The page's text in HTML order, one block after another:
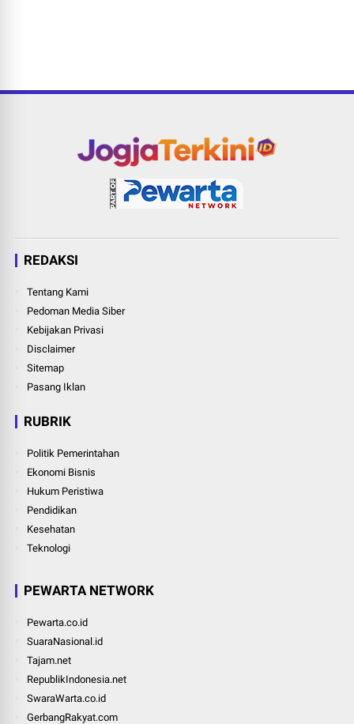
REDAKSI
Tentang Kami
Pedoman Media Siber
Kebijakan Privasi
Disclaimer
Sitemap
Pasang Iklan
RUBRIK
Politik Pemerintahan
Ekonomi Bisnis
Hukum Peristiwa
Pendidikan
Kesehatan
Teknologi
PEWARTA NETWORK
Pewarta.co.id
SuaraNasional.id
Tajam.net
RepublikIndonesia.net
SwaraWarta.co.id
GerbangRakyat.com